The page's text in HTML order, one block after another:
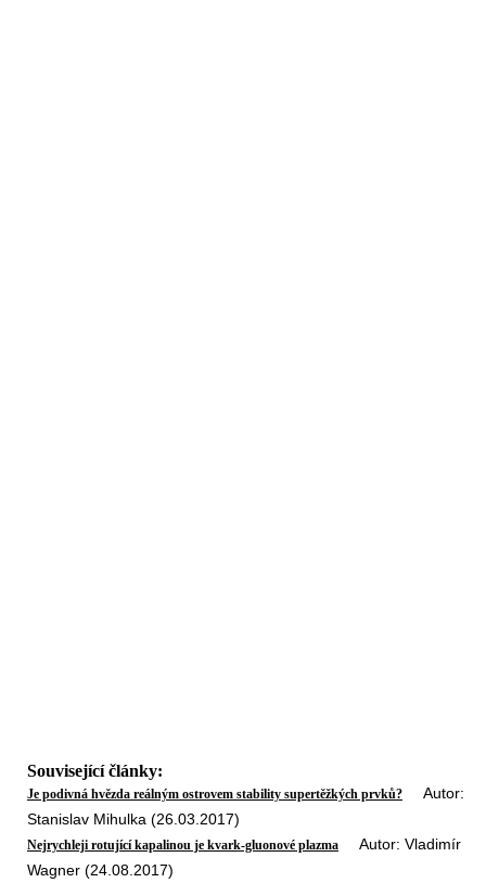
Související články:
Je podivná hvězda reálným ostrovem stability supertěžkých prvků? Autor:
Stanislav Mihulka (26.03.2017)
Nejrychleji rotující kapalinou je kvark-gluonové plazma Autor: Vladimír
Wagner (24.08.2017)